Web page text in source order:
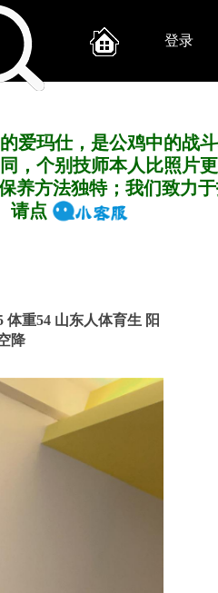
登录
爱玛仕，是公鸡中的战
，个别技师本人比照片
养方法独特；我们致力
请点
体重54 山东人体育生 阳
降